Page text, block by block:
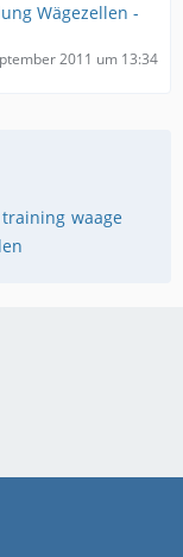
Wägezellen -
2011 um 13:34
training waage